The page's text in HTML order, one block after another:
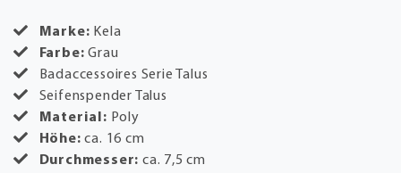
Marke: Kela
Farbe: Grau
Badaccessoires Serie Talus
Seifenspender Talus
Material: Poly
Höhe:ca. 16 cm
Durchmesser:ca. 7,5 cm